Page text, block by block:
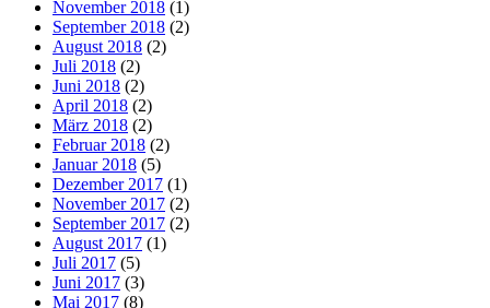
November 2018 (1)
September 2018 (2)
August 2018 (2)
Juli 2018 (2)
Juni 2018 (2)
April 2018 (2)
März 2018 (2)
Februar 2018 (2)
Januar 2018 (5)
Dezember 2017 (1)
November 2017 (2)
September 2017 (2)
August 2017 (1)
Juli 2017 (5)
Juni 2017 (3)
Mai 2017 (8)